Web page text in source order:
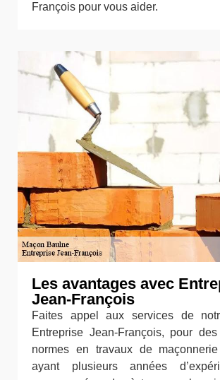
François pour vous aider.
Les avantages avec
Jean-François
Faites appel aux services de
Entreprise Jean-François, pour
normes en travaux de
ayant plusieurs années